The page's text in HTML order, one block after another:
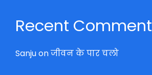
Recent Comment
Sanjuonजीवन के पार चलो